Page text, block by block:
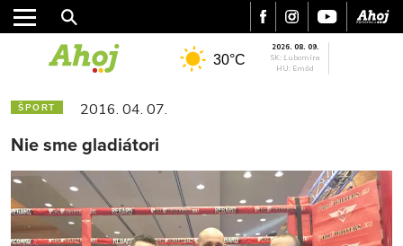
30°C
2026. 08. 09.
SK: Ľubomíra
HU: Emőd
ŠPORT 2016. 04. 07.
Nie sme gladiátori